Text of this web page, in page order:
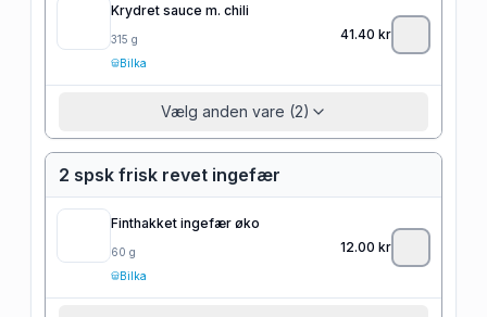
Krydret sauce m. chili
315 g
Bilka
41.40 kr
Vælg anden vare (2)
2 spsk frisk revet ingefær
Finthakket ingefær øko
60 g
Bilka
12.00 kr